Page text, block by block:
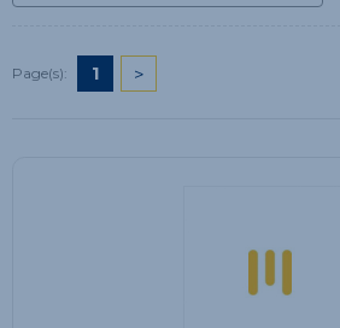
Page(s): 1 >